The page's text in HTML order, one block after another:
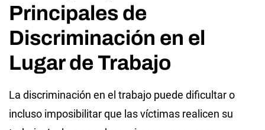
Principales de
Discriminación en el
Lugar de Trabajo
La discriminación en el trabajo puede dificultar o
incluso imposibilitar que las víctimas realicen su